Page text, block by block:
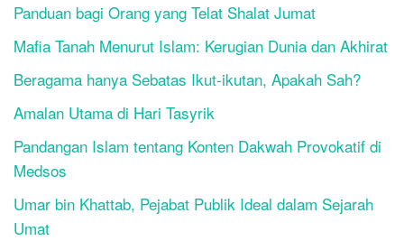
Panduan bagi Orang yang Telat Shalat Jumat
Mafia Tanah Menurut Islam: Kerugian Dunia dan Akhirat
Beragama hanya Sebatas Ikut-ikutan, Apakah Sah?
Amalan Utama di Hari Tasyrik
Pandangan Islam tentang Konten Dakwah Provokatif di
Medsos
Umar bin Khattab, Pejabat Publik Ideal dalam Sejarah
Umat